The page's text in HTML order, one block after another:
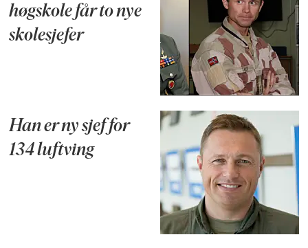
høgskole får to nye
skolesjefer
Han er ny sjef for
134 luftving